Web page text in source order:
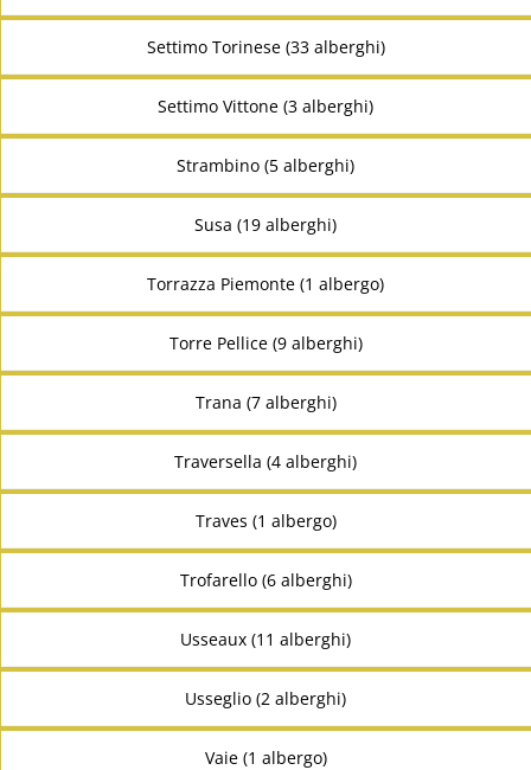
Settimo Torinese (33 alberghi)
Settimo Vittone (3 alberghi)
Strambino (5 alberghi)
Susa (19 alberghi)
Torrazza Piemonte (1 albergo)
Torre Pellice (9 alberghi)
Trana (7 alberghi)
Traversella (4 alberghi)
Traves (1 albergo)
Trofarello (6 alberghi)
Usseaux (11 alberghi)
Usseglio (2 alberghi)
Vaie (1 albergo)